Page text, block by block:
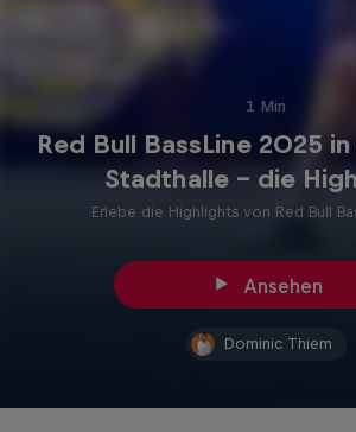
1 Min
Red Bull BassLine 2025
Stadthalle – die
Erlebe die Highlights von Red Bull
Ansehen
Dominic Thiem